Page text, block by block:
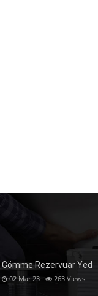
Gömme Rezervuar Yed
02 Mar 23 263 Views